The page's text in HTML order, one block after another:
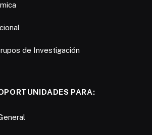
de Investigación
PARA: